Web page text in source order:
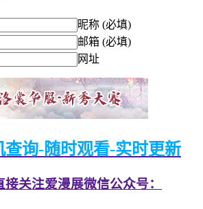
昵称 (必填)
邮箱 (必填)
网址
查询-随时观看-实时更新
关注爱漫展微信公众号：